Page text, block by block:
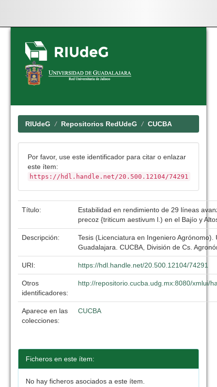
Skip
navigation
RIUdeG Repositorios RedUdeG CUCBA
Por favor, use este identificador para citar o enlazar
este ítem:
https://hdl.handle.net/20.500.12104/74291
Título:
Estabilidad en rendimiento de 29 líneas
precoz {triticum aestivum l.) en el Bajío y
Descripción:
Tesis (Licenciatura en Ingeniero Agrónomo).
Guadalajara. CUCBA, División de Cs.
URI: https://hdl.handle.net/20.500.12104/74291
Otros
identificadores:
http://repositorio.cucba.udg.mx:8080/xmlui/
Aparece en las
colecciones:
CUCBA
Ficheros en este ítem:
No hay ficheros asociados a este ítem.